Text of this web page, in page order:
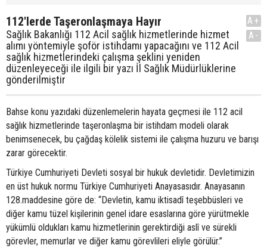
112'lerde Taşeronlaşmaya Hayır
Sağlık Bakanlığı 112 Acil sağlık hizmetlerinde hizmet
alımı yöntemiyle şoför istihdamı yapacağını ve 112 Acil
sağlık hizmetlerindeki çalışma şeklini yeniden
düzenleyeceği ile ilgili bir yazı İl Sağlık Müdürlüklerine
gönderilmiştir
A+
A-
Bahse konu yazıdaki düzenlemelerin hayata geçmesi ile 112 acil
sağlık hizmetlerinde taşeronlaşma bir istihdam modeli olarak
benimsenecek, bu çağdaş kölelik sistemi ile çalışma huzuru ve barışı
zarar görecektir.
Türkiye Cumhuriyeti Devleti sosyal bir hukuk devletidir. Devletimizin
en üst hukuk normu Türkiye Cumhuriyeti Anayasasıdır. Anayasanın
128.maddesine göre de: “Devletin, kamu iktisadî teşebbüsleri ve
diğer kamu tüzel kişilerinin genel idare esaslarına göre yürütmekle
yükümlü oldukları kamu hizmetlerinin gerektirdiği aslî ve sürekli
görevler, memurlar ve diğer kamu görevlileri eliyle görülür.”